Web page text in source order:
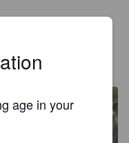
age in your